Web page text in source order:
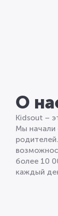
О
Kidsout –
Мы начали
более 10
каждый